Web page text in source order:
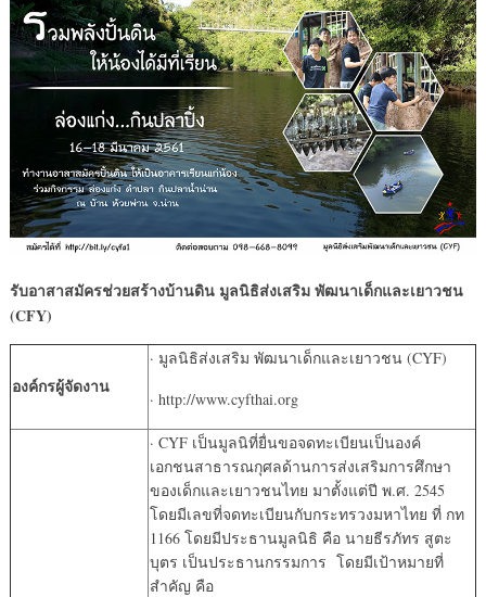
รับอาสาสมัครช่วยสร้างบ้านดิน มูลนิธิส่งเสริม พัฒนาเด็กและเยาวชน
(CFY)
องค์กรผู้จัดงาน
· มูลนิธิส่งเสริม พัฒนาเด็กและเยาวชน (CYF)
· http://www.cyfthai.org
· CYF เป็นมูลนิที่ยื่นขอจดทะเบียนเป็นองค์
เอกชนสาธารณกุศลด้านการส่งเสริมการศึกษา
ของเด็กและเยาวชนไทย มาตั้งแต่ปี พ.ศ. 2545
โดยมีเลขที่จดทะเบียนกับกระทรวงมหาไทย ที่ กท
1166 โดยมีประธานมูลนิธิ คือ นายธีรภัทร สูตะ
บุตร เป็นประธานกรรมการ โดยมีเป้าหมายที่
สำคัญ คือ